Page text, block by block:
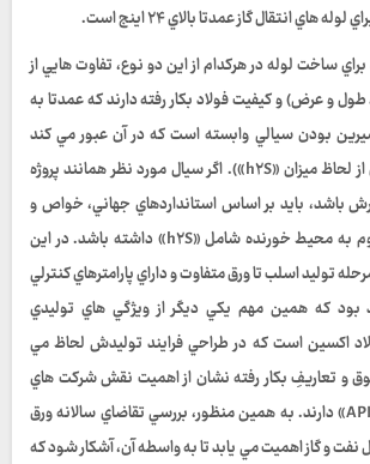
ساخت لوله در هرکدام از اين دو نوع، تفاوت هايي از
طول و عرض) و کيفيت فولاد بکار رفته دارند که عمدتا به
بودن سيالي وابسته است که در آن عبور مي کند
(ترکيب شيميايي سيال از لحاظ ميزان «h۲S»). اگر سيال مورد نظر همانند پروژه
باشد، بايد بر اساس استانداردهاي جهاني، خواص و
مشخصات ويژهاي مقاوم به محيط خورنده شامل «h۲S» داشته باشد. در اين
توليد اسلب تا ورق متفاوت و داراي پارامترهاي کنترلي
که همين مهم يکي ديگر از ويژگي هاي توليدي
اکسين است که در طراحي فرايند توليدش لحاظ مي
و تعاريفِ بکار رفته نشان از اهميت نقش شرکت هاي
توليدکننده ورق هاي «API» دارند. به همين منظور، بررسي تقاضاي سالانه ورق
و گاز اهميت مي يابد تا به واسطه آن، آشکار شود که